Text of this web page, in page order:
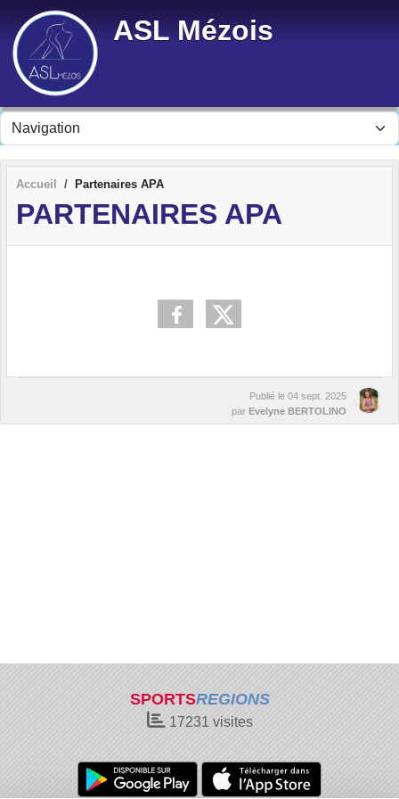
ASL Mézois
Accueil Partenaires APA
PARTENAIRES APA
Publié le 04 sept. 2025
par Evelyne BERTOLINO
SPORTSREGIONS
17231 visites
Panneau de gestion des cookies